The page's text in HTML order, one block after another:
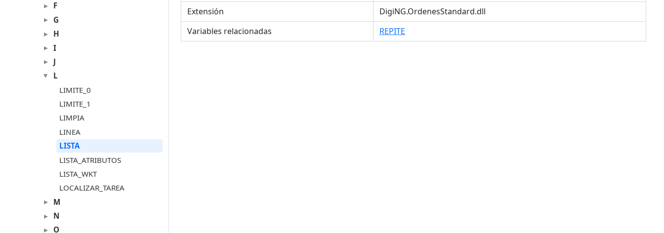
F
G
H
I
J
L
LIMITE_0
LIMITE_1
LIMPIA
LINEA
LISTA
LISTA_ATRIBUTOS
LISTA_WKT
LOCALIZAR_TAREA
M
N
O
Extensión
DigiNG.OrdenesStandard.dll
Variables relacionadas
REPITE